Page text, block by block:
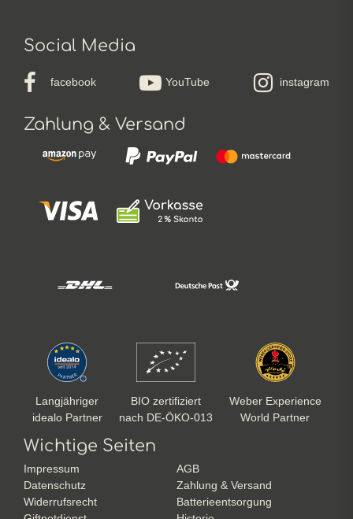
Social Media
facebook YouTube instagram
Zahlung & Versand
Langjähriger
idealo Partner
BIO zertifiziert
nach DE-ÖKO-013
Weber Experience
World Partner
Wichtige Seiten
Impressum
AGB
Datenschutz
Zahlung & Versand
Widerrufsrecht
Batterieentsorgung